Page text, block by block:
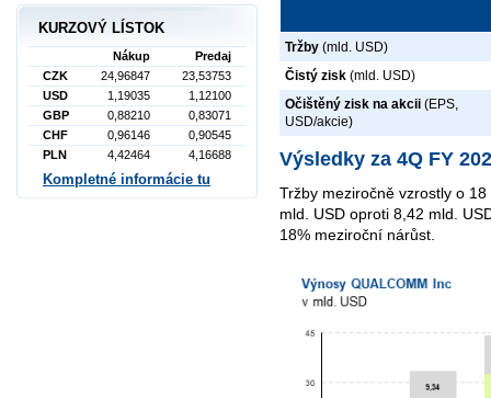
Tržby (mld. USD)
Čistý zisk (mld. USD)
Očištěný zisk na akcii (EPS,
USD/akcie)
Výsledky za 4Q FY
Tržby meziročně vzrostly o
mld. USD oproti 8,42 mld.
18% meziroční nárůst.
KURZOVÝ LÍSTOK
Nákup
Predaj
CZK
24,96847
23,53753
USD
1,19035
1,12100
GBP
0,88210
0,83071
CHF
0,96146
0,90545
PLN
4,42464 4,16688
Kompletné informácie tu